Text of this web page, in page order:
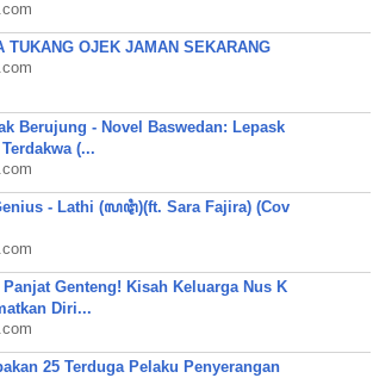
TUKANG OJEK JAMAN SEKARANG
Berujung - Novel Baswedan: Lepask
(...
- Lathi (ꦭꦛꦶ)(ft. Sara Fajira) (Cov
Genteng! Kisah Keluarga Nus K
Diri...
25 Terduga Pelaku Penyerangan